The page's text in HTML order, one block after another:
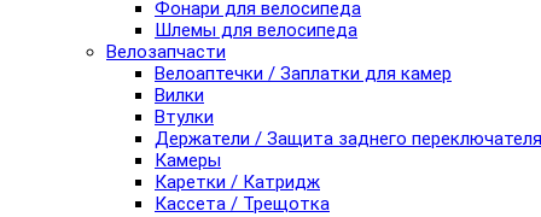
Фонари для велосипеда
Шлемы для велосипеда
Велозапчасти
Велоаптечки / Заплатки для камер
Вилки
Втулки
Держатели / Защита заднего переключателя
Камеры
Каретки / Катридж
Кассета / Трещотка